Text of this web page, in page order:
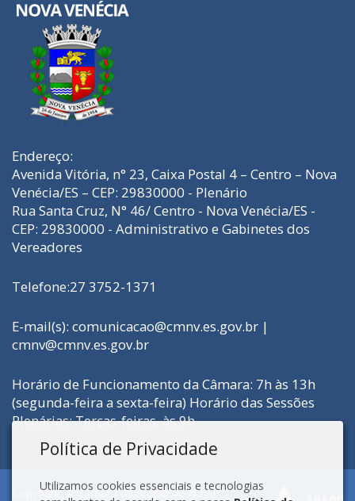
Endereço:
Avenida Vitória, n° 23, Caixa Postal 4 – Centro – Nova
Venécia/ES – CEP: 29830000 - Plenário
Rua Santa Cruz, N° 46/ Centro - Nova Venécia/ES -
CEP: 29830000 - Administrativo e Gabinetes dos
Vereadores
Telefone:27 3752-1371
E-mail(s): comunicacao@cmnv.es.gov.br |
cmnv@cmnv.es.gov.br
Horário de Funcionamento da Câmara: 7h às 13h
(segunda-feira a sexta-feira) Horário das Sessões
Plenárias: Terças-feiras, às 9h
Copyright © Câmara Municipal de Nova
Política de Privacidade
Utilizamos cookies essenciais e tecnologias